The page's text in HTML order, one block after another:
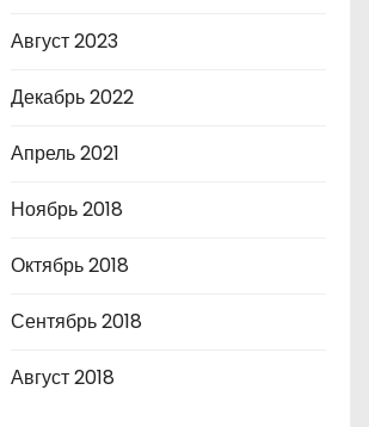
Август 2023
Декабрь 2022
Апрель 2021
Ноябрь 2018
Октябрь 2018
Сентябрь 2018
Август 2018